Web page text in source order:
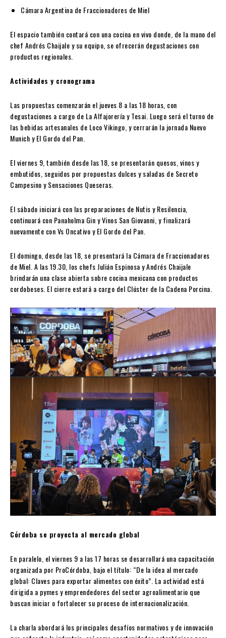
Cámara Argentina de Fraccionadores de Miel
El espacio también contará con una cocina en vivo donde, de la mano del
chef Andrés Chaijale y su equipo, se ofrecerán degustaciones con
productos regionales.
Actividades y cronograma
Las propuestas comenzarán el jueves 8 a las 18 horas, con
degustaciones a cargo de La Alfajorería y Tesai. Luego será el turno de
las bebidas artesanales de Loco Vikingo, y cerrarán la jornada Nuevo
Munich y El Gordo del Pan.
El viernes 9, también desde las 18, se presentarán quesos, vinos y
embutidos, seguidos por propuestas dulces y saladas de Secreto
Campesino y Sensaciones Queseras.
El sábado iniciará con las preparaciones de Nutis y Resilencia,
continuará con Panaholma Gin y Vinos San Giovanni, y finalizará
nuevamente con Vs Oncativo y El Gordo del Pan.
El domingo, desde las 18, se presentará la Cámara de Fraccionadores
de Miel. A las 19.30, los chefs Julián Espinosa y Andrés Chaijale
brindarán una clase abierta sobre cocina mexicana con productos
cordobeses. El cierre estará a cargo del Clúster de la Cadena Porcina.
Córdoba se proyecta al mercado global
En paralelo, el viernes 9 a las 17 horas se desarrollará una capacitación
organizada por ProCórdoba, bajo el título: “De la idea al mercado
global: Claves para exportar alimentos con éxito”. La actividad está
dirigida a pymes y emprendedores del sector agroalimentario que
buscan iniciar o fortalecer su proceso de internacionalización.
La charla abordará los principales desafíos normativos y de innovación